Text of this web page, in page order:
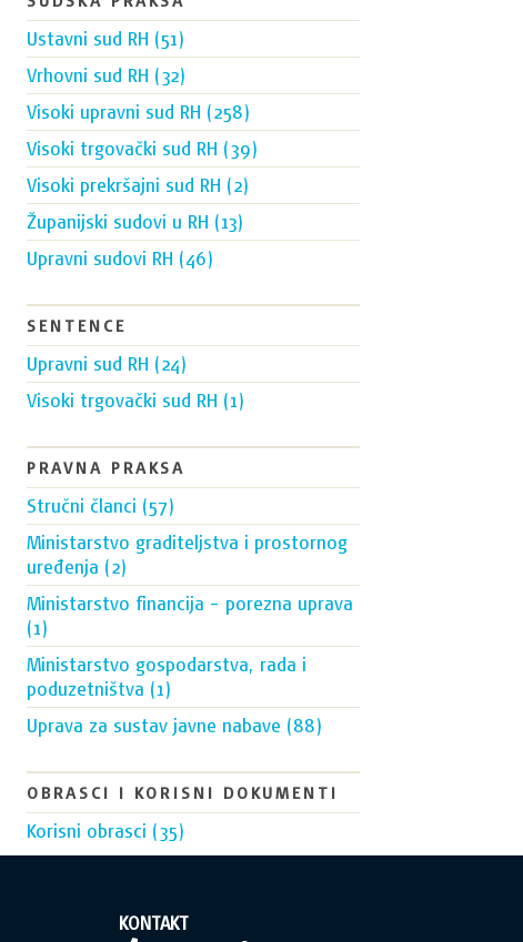
Ustavni sud RH (51)
Vrhovni sud RH (32)
Visoki upravni sud RH (258)
Visoki trgovački sud RH (39)
Visoki prekršajni sud RH (2)
Županijski sudovi u RH (13)
Upravni sudovi RH (46)
SENTENCE
Upravni sud RH (24)
Visoki trgovački sud RH (1)
PRAVNA PRAKSA
Stručni članci (57)
Ministarstvo graditeljstva i prostornog
uređenja (2)
Ministarstvo financija – porezna uprava
(1)
Ministarstvo gospodarstva, rada i
poduzetništva (1)
Uprava za sustav javne nabave (88)
OBRASCI I KORISNI DOKUMENTI
Korisni obrasci (35)
KONTAKT